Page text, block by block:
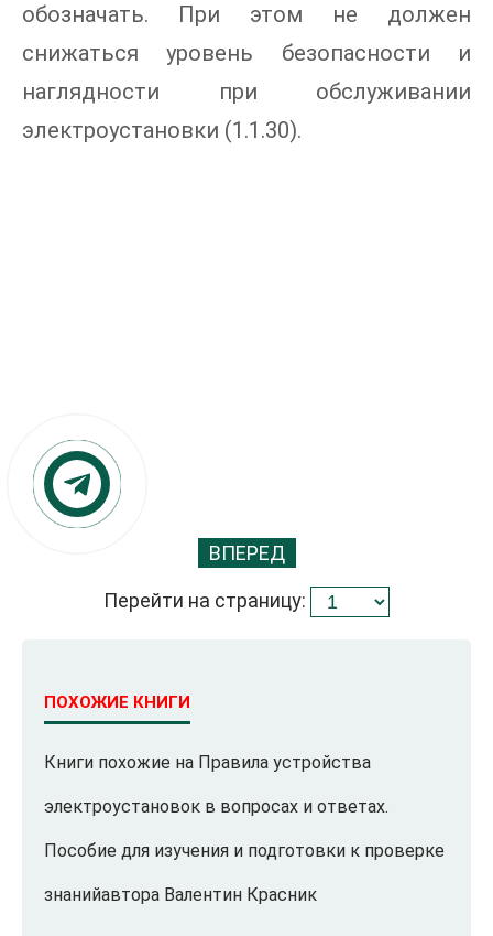
обозначать. При этом не должен
снижаться уровень безопасности и
наглядности при обслуживании
электроустановки (1.1.30).
ВПЕРЕД
Перейти на страницу:
ПОХОЖИЕ КНИГИ
Книги похожие на Правила устройства
электроустановок в вопросах и ответах.
Пособие для изучения и подготовки к проверке
знанийавтора Валентин Красник